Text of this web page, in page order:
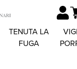
TENUTA LA
FUGA